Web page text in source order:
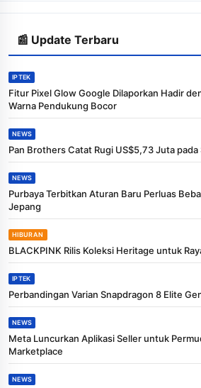
📰 Update Terbaru
IPTEK
Fitur Pixel Glow Google Dilaporkan Hadir
Warna Pendukung Bocor
NEWS
Pan Brothers Catat Rugi US$5,73 Juta
NEWS
Purbaya Terbitkan Aturan Baru Perluas
Jepang
HIBURAN
BLACKPINK Rilis Koleksi Heritage untuk
IPTEK
Perbandingan Varian Snapdragon 8 Elite
NEWS
Meta Luncurkan Aplikasi Seller untuk
Marketplace
NEWS